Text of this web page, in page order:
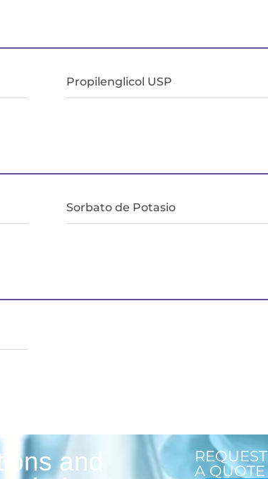
Propilenglicol USP
Sorbato de Potasio
and
REQUEST
A QUOTE